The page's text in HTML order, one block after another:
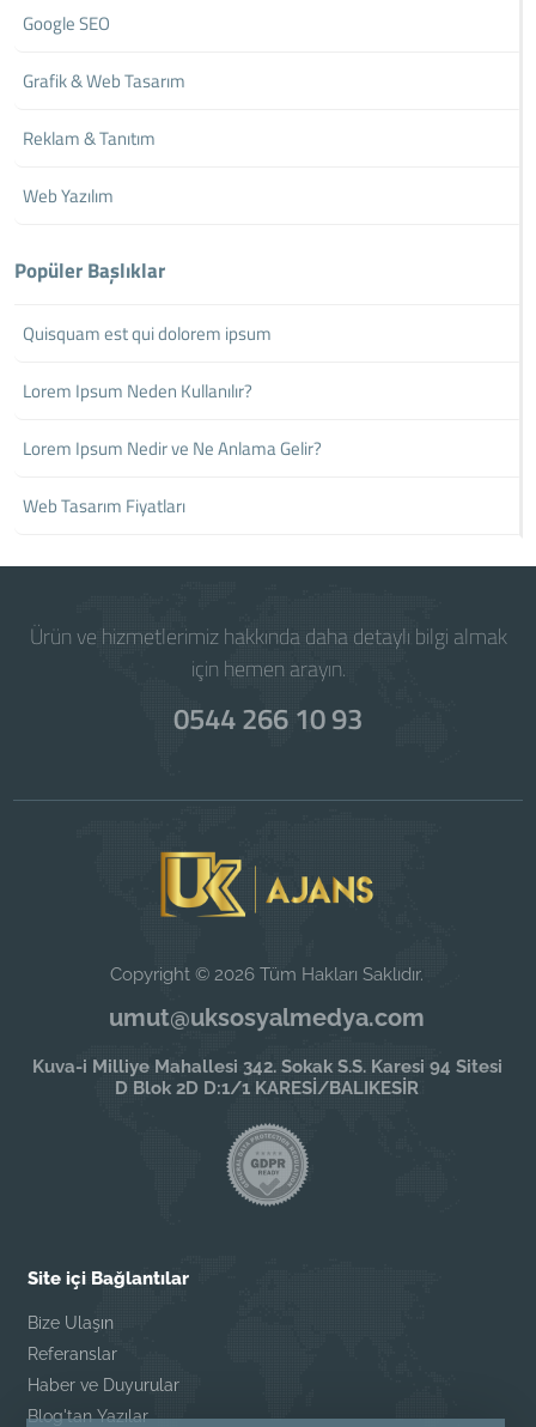
Google SEO
Grafik & Web Tasarım
Reklam & Tanıtım
Web Yazılım
Popüler Başlıklar
Quisquam est qui dolorem ipsum
Lorem Ipsum Neden Kullanılır?
Lorem Ipsum Nedir ve Ne Anlama Gelir?
Web Tasarım Fiyatları
Ürün ve hizmetlerimiz hakkında daha detaylı bilgi almak
için hemen arayın.
0544 266 10 93
Copyright © 2026 Tüm Hakları Saklıdır.
umut@uksosyalmedya.com
Kuva-i Milliye Mahallesi 342. Sokak S.S. Karesi 94 Sitesi
D Blok 2D D:1/1 KARESİ/BALIKESİR
Site içi Bağlantılar
Bize Ulaşın
Referanslar
Haber ve Duyurular
Blog'tan Yazılar